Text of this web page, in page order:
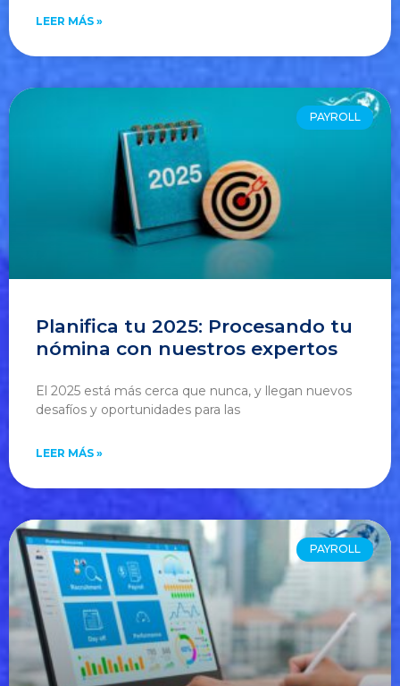
LEER MÁS »
PAYROLL
Planifica tu 2025: Procesando tu
nómina con nuestros expertos
El 2025 está más cerca que nunca, y llegan nuevos
desafíos y oportunidades para las
LEER MÁS »
PAYROLL